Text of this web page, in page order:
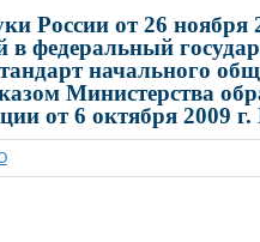
России от 26 ноября
в федеральный
начального
Министерства
от 6 октября 2009